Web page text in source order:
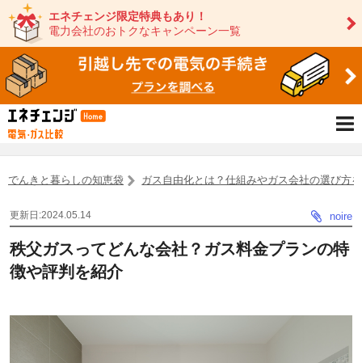
エネチェンジ限定特典もあり！
電力会社のおトクなキャンペーン一覧
でんきと暮らしの知恵袋 ガス自由化とは？仕組みやガス会社の選び方
更新日:2024.05.14 noire
秩父ガスってどんな会社？ガス料金プランの特
徴や評判を紹介